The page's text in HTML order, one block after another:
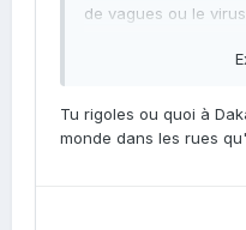
de vagues ou le
dans ces pays a
Tu rigoles ou quoi à
monde dans les rues